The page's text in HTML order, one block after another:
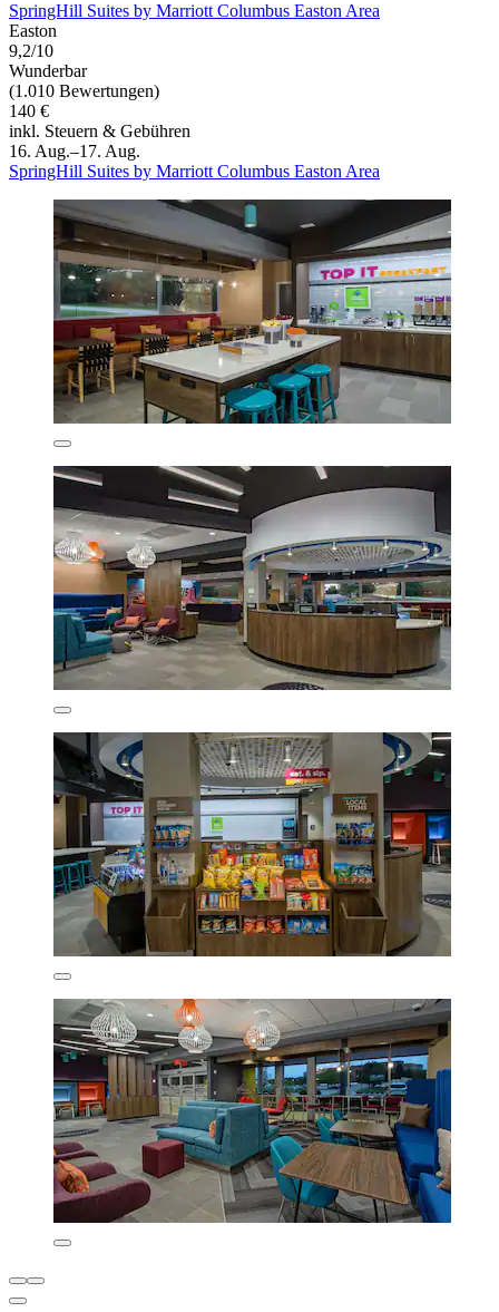
SpringHill Suites by Marriott Columbus Easton Area
Easton
9,2/10
Wunderbar
(1.010 Bewertungen)
140 €
inkl. Steuern & Gebühren
16. Aug.–17. Aug.
SpringHill Suites by Marriott Columbus Easton Area